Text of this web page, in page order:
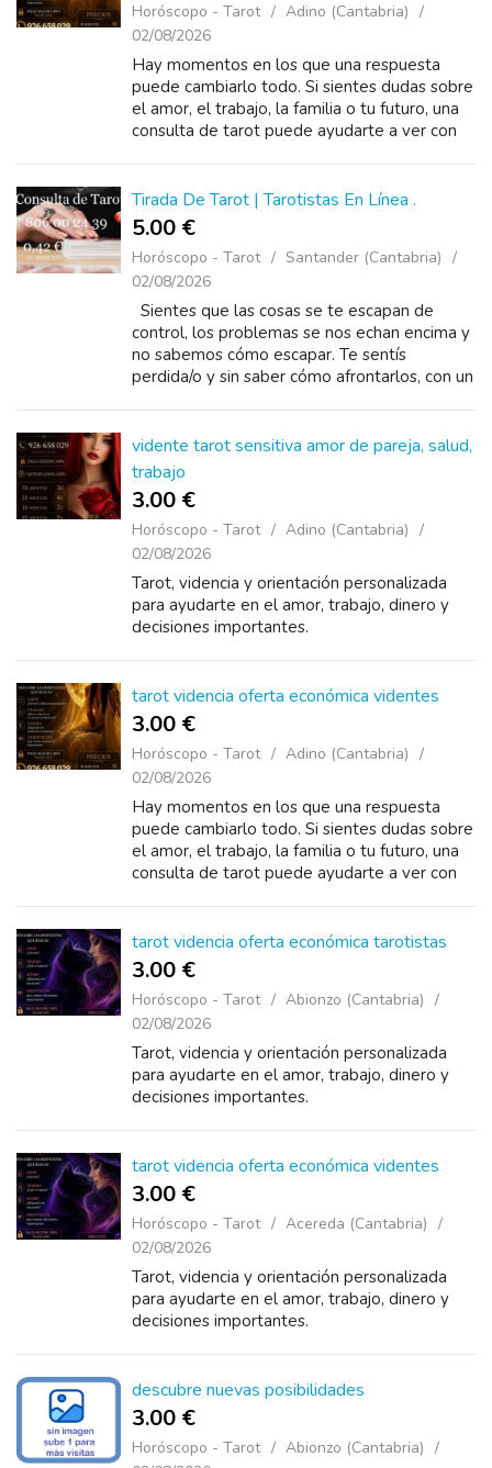
Horóscopo - Tarot
Adino (Cantabria)
02/08/2026
Hay momentos en los que una respuesta
puede cambiarlo todo. Si sientes dudas sobre
el amor, el trabajo, la familia o tu futuro, una
consulta de tarot puede ayudarte a ver con
Tirada De Tarot | Tarotistas En Línea .
5.00 €
Horóscopo - Tarot
Santander (Cantabria)
02/08/2026
Sientes que las cosas se te escapan de
control, los problemas se nos echan encima y
no sabemos cómo escapar. Te sentís
perdida/o y sin saber cómo afrontarlos, con un
vidente tarot sensitiva amor de pareja, salud,
trabajo
3.00 €
Horóscopo - Tarot
Adino (Cantabria)
02/08/2026
Tarot, videncia y orientación personalizada
para ayudarte en el amor, trabajo, dinero y
decisiones importantes.
tarot videncia oferta económica videntes
3.00 €
Horóscopo - Tarot
Adino (Cantabria)
02/08/2026
Hay momentos en los que una respuesta
puede cambiarlo todo. Si sientes dudas sobre
el amor, el trabajo, la familia o tu futuro, una
consulta de tarot puede ayudarte a ver con
tarot videncia oferta económica tarotistas
3.00 €
Horóscopo - Tarot
Abionzo (Cantabria)
02/08/2026
Tarot, videncia y orientación personalizada
para ayudarte en el amor, trabajo, dinero y
decisiones importantes.
tarot videncia oferta económica videntes
3.00 €
Horóscopo - Tarot
Acereda (Cantabria)
02/08/2026
Tarot, videncia y orientación personalizada
para ayudarte en el amor, trabajo, dinero y
decisiones importantes.
descubre nuevas posibilidades
3.00 €
Horóscopo - Tarot
Abionzo (Cantabria)